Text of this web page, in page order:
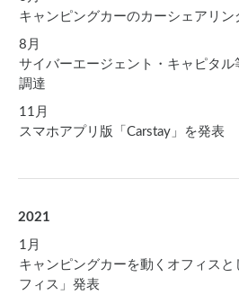
キャンピングカーのカーシェアリ
8月
サイバーエージェント・キャピタ
調達
11月
スマホアプリ版「Carstay」を発表
2021
1月
キャンピングカーを動くオフィス
フィス」発表